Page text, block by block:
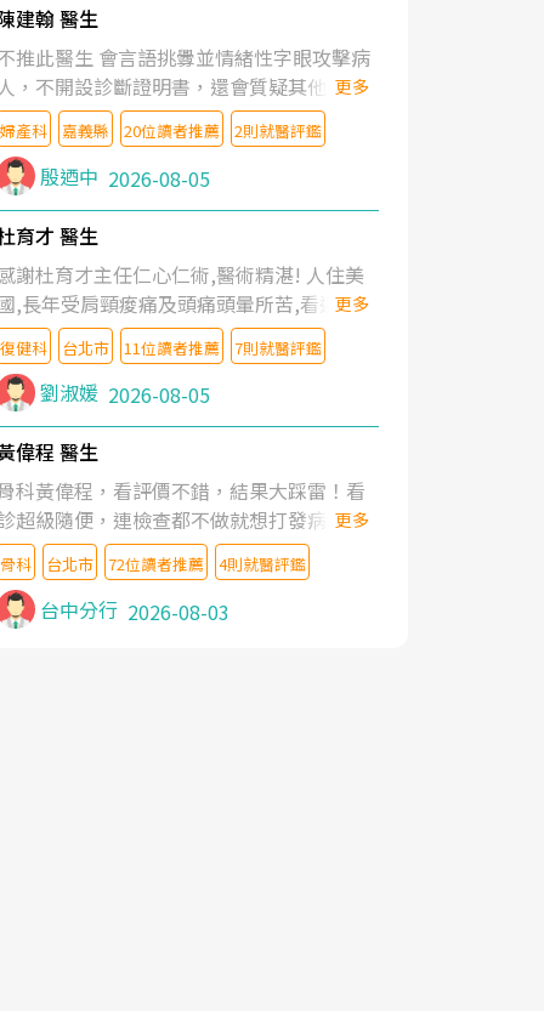
建翰 醫生
推此醫生 會言語挑釁並情緒性字眼攻擊病
，不開設診斷證明書，還會質疑其他醫生
判斷！
更多
婦產科 嘉義縣 20位讀者推薦 2則就醫評鑑
殷迺中 2026-08-05
育才 醫生
謝杜育才主任仁心仁術,醫術精湛! 人住美
,長年受肩頸痠痛及頭痛頭暈所苦,看遍名醫
授,做了各種檢查,也嘗試過西醫打針,中醫
灸及物理徒手治療都沒有用,後來連吃到嗎
類止痛藥都效果有限,只是壓症狀,沒多久就
起來,多年失眠嚴重影響生活品質. 台灣親
介紹忠孝醫院杜育才主任是頸頭症候群專
,上網搜尋杜主任相關文章新聞跟網路評價
後,下定決心飛回台北找杜醫師診治. 杜主
的乾針跟增生治療真的很厲害,第一次乾針
覺得整個肩頸鬆開,回家特別好睡,經過幾次
療,長年頑疾已經好了大半,杜主任除了打針
厲害,還會一直交代要改善姿勢跟好好做運
更多
復健科 台北市 11位讀者推薦 7則就醫評鑑
劉淑媛 2026-08-05
偉程 醫生
科黃偉程，看評價不錯，結果大踩雷！看
超級隨便，連檢查都不做就想打發病人，
好大的官威 ... 想詢問病情還被陰陽怪氣嘲
一番。可能好評帶來的大頭症，變得自負
尊重病人。醫術也不行，畢竟連檢查都懶
做，治療會有用才怪。大家避雷吧！
更多
骨科 台北市 72位讀者推薦 4則就醫評鑑
台中分行 2026-08-03